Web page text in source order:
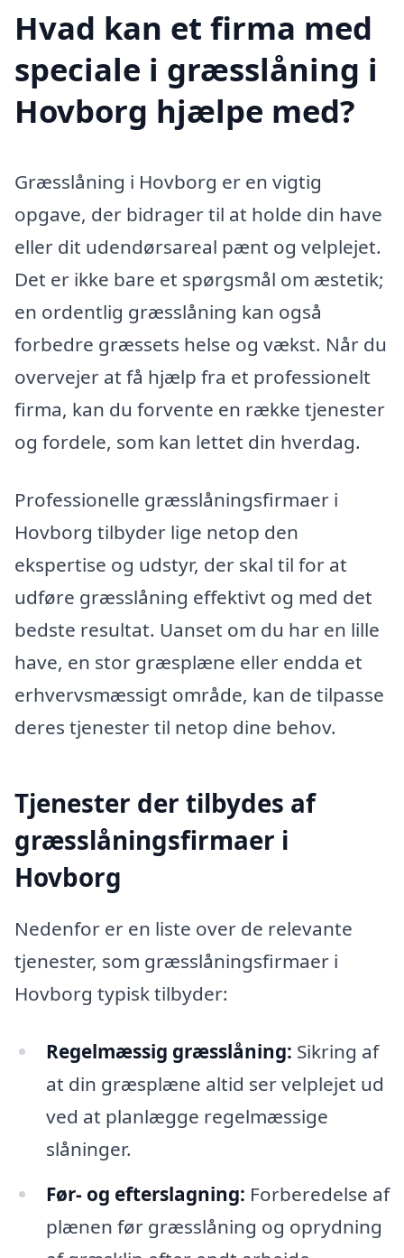
Hvad kan et firma med
speciale i græsslåning i
Hovborg hjælpe med?
Græsslåning i Hovborg er en vigtig
opgave, der bidrager til at holde din have
eller dit udendørsareal pænt og velplejet.
Det er ikke bare et spørgsmål om æstetik;
en ordentlig græsslåning kan også
forbedre græssets helse og vækst. Når du
overvejer at få hjælp fra et professionelt
firma, kan du forvente en række tjenester
og fordele, som kan lettet din hverdag.
Professionelle græsslåningsfirmaer i
Hovborg tilbyder lige netop den
ekspertise og udstyr, der skal til for at
udføre græsslåning effektivt og med det
bedste resultat. Uanset om du har en lille
have, en stor græsplæne eller endda et
erhvervsmæssigt område, kan de tilpasse
deres tjenester til netop dine behov.
Tjenester der tilbydes af
græsslåningsfirmaer i
Hovborg
Nedenfor er en liste over de relevante
tjenester, som græsslåningsfirmaer i
Hovborg typisk tilbyder:
Regelmæssig græsslåning: Sikring af
at din græsplæne altid ser velplejet ud
ved at planlægge regelmæssige
slåninger.
Før- og efterslagning: Forberedelse af
plænen før græsslåning og oprydning